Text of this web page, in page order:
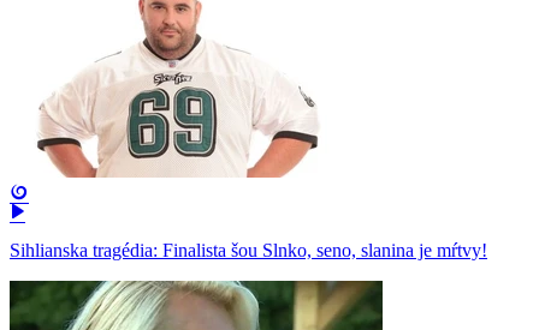
Sihlianska tragédia: Finalista šou Slnko, seno, slanina je mŕtvy!